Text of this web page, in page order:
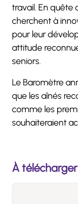
travail. En quête
cherchent à
pour leur
attitude
seniors.
Le Baromètre
que les aînés
comme les
souhaiteraient
À télécharger